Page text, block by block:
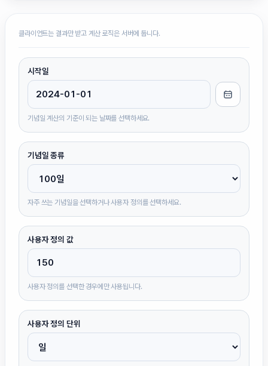
클라이언트는 결과만 받고 계산 로직은 서버에 둡니다.
시작일
기념일 계산의 기준이 되는 날짜를 선택하세요.
기념일 종류
자주 쓰는 기념일을 선택하거나 사용자 정의를 선택하세요.
사용자 정의 값
사용자 정의를 선택한 경우에만 사용됩니다.
사용자 정의 단위